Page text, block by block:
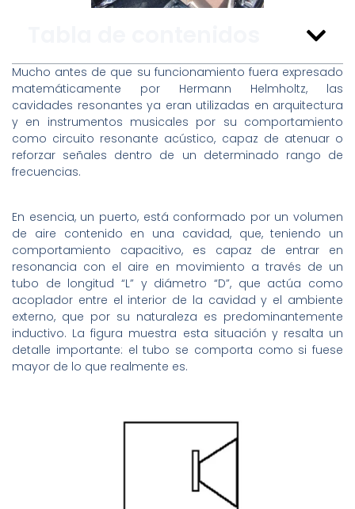
Mucho antes de que su funcionamiento fuera expresado
matemáticamente por Hermann Helmholtz, las
cavidades resonantes ya eran utilizadas en arquitectura
y en instrumentos musicales por su comportamiento
como circuito resonante acústico, capaz de atenuar o
reforzar señales dentro de un determinado rango de
frecuencias.
En esencia, un puerto, está conformado por un volumen
de aire contenido en una cavidad, que, teniendo un
comportamiento capacitivo, es capaz de entrar en
resonancia con el aire en movimiento a través de un
tubo de longitud “L” y diámetro “D”, que actúa como
acoplador entre el interior de la cavidad y el ambiente
externo, que por su naturaleza es predominantemente
inductivo. La figura muestra esta situación y resalta un
detalle importante: el tubo se comporta como si fuese
mayor de lo que realmente es.